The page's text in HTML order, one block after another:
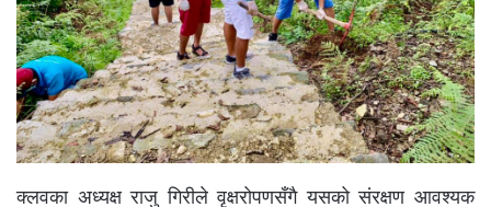
क्लवका अध्यक्ष राजु गिरीले वृक्षरोपणसँगै यसको संरक्षण आवश्यक